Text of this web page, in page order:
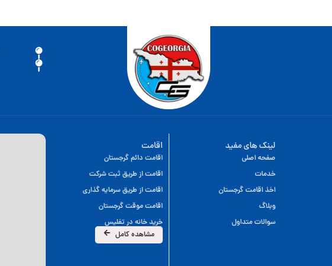
اقامت
اقامت دائم گرجستان
اقامت از طریق ثبت شرکت
اقامت از طریق سرمایه گذاری
اقامت موقت گرجستان
خرید خانه در تفلیس
مشاهده کامل
لینک های مفید
صفحه اصلی
خدمات
اخذ اقامت گرجستان
وبلاگ
سوالات متداول